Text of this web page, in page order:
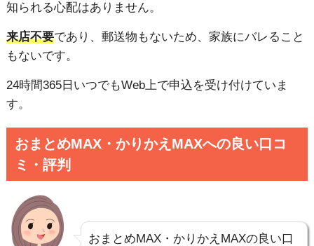
知られる心配はありません。
来店不要であり、郵送物もないため、家族にバレること
もないです。
24時間365日いつでもWeb上で申込を受け付けていま
す。
おまとめMAX・かりかえMAXへの良い口コ
ミ・評判
おまとめMAX・かりかえMAXの良い口